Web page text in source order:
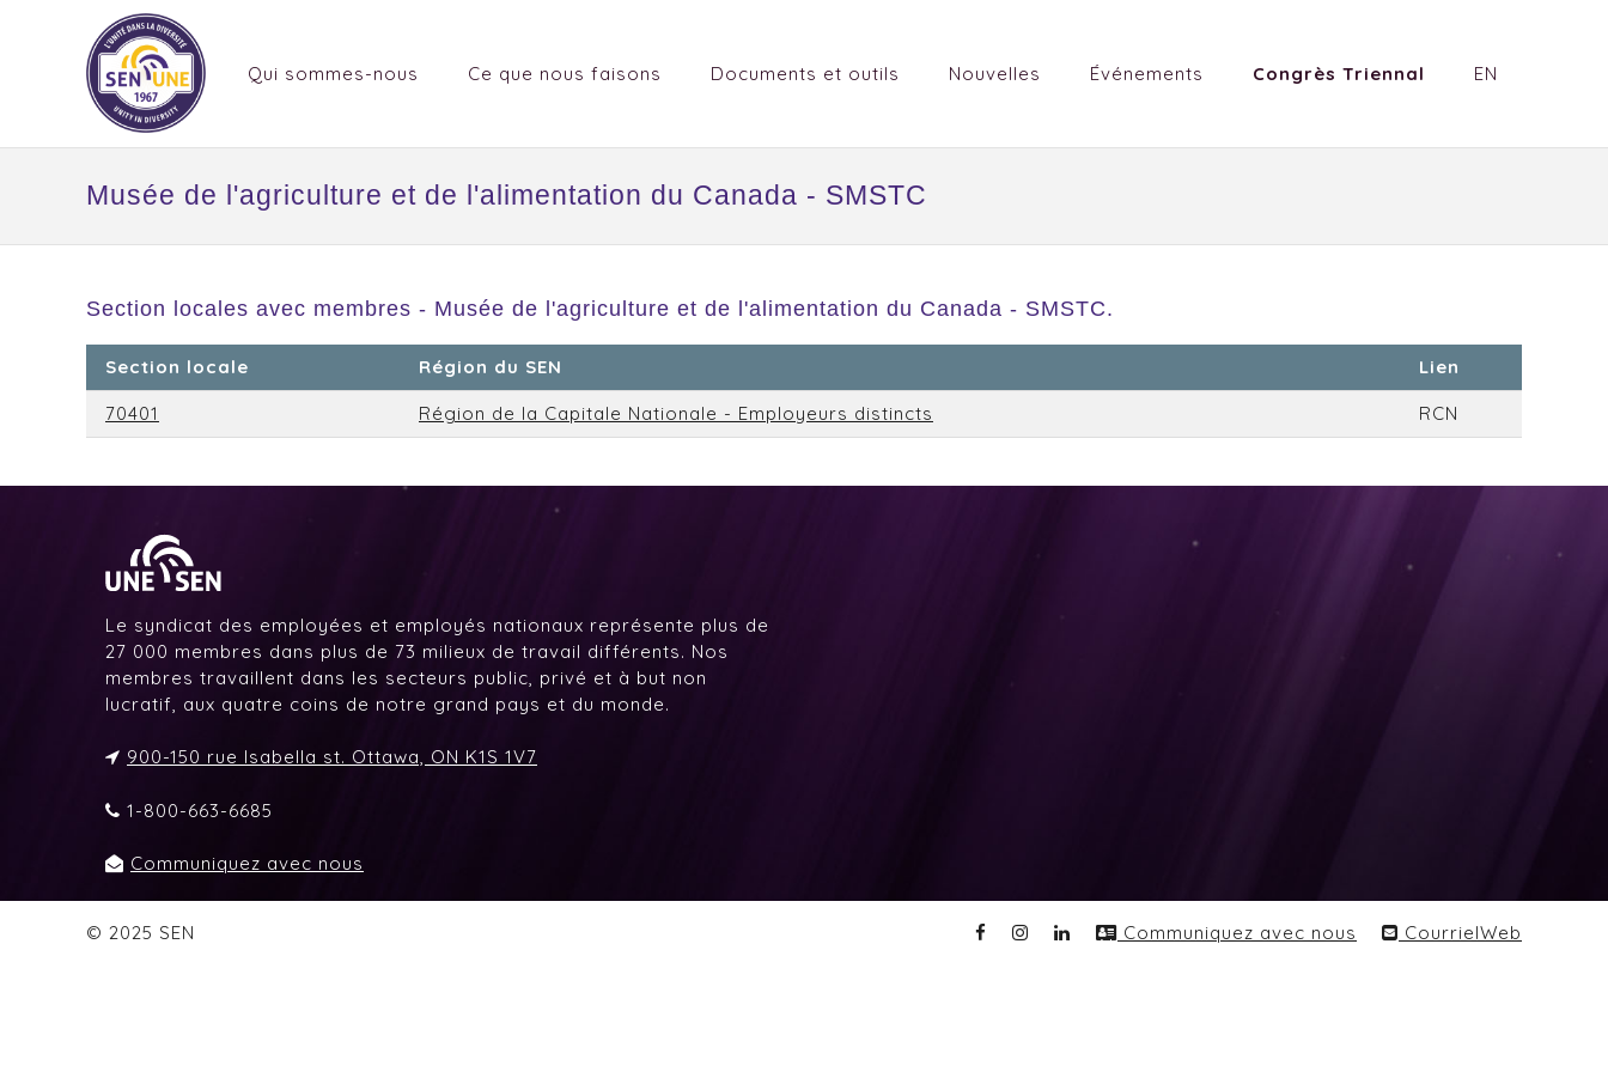
Qui sommes-nous Ce que nous faisons Documents et outils Nouvelles Événements Congrès Triennal EN
Musée de l'agriculture et de l'alimentation du Canada - SMSTC
Section locales avec membres - Musée de l'agriculture et de l'alimentation du Canada - SMSTC.
Section locale Région du SEN Lien
70401 Région de la Capitale Nationale - Employeurs distincts RCN
Le syndicat des employées et employés nationaux représente plus de
27 000 membres dans plus de 73 milieux de travail différents. Nos
membres travaillent dans les secteurs public, privé et à but non
lucratif, aux quatre coins de notre grand pays et du monde.
900-150 rue Isabella st. Ottawa, ON K1S 1V7
1-800-663-6685
Communiquez avec nous
© 2025 SEN Communiquez avec nous CourrielWeb